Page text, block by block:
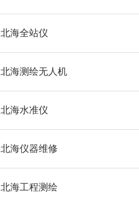
北海全站仪
北海测绘无人机
北海水准仪
北海仪器维修
北海工程测绘